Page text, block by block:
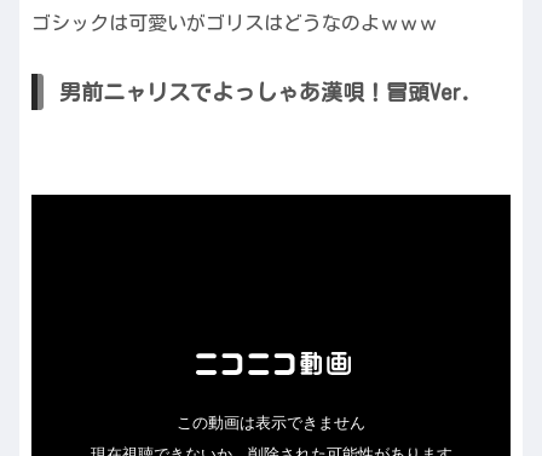
ゴシックは可愛いがゴリスはどうなのよｗｗｗ
男前ニャリスでよっしゃあ漢唄！冒頭Ver.